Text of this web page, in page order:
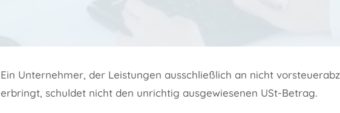
Ein Unternehmer, der Leistungen ausschließlich an nicht
erbringt, schuldet nicht den unrichtig ausgewiesenen USt-Betrag.